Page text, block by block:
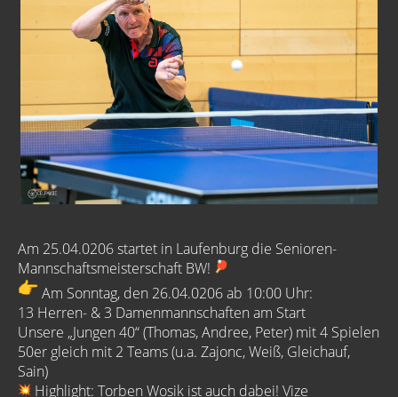
Am 25.04.0206 startet in Laufenburg die Senioren-
Mannschaftsmeisterschaft BW!
Am Sonntag, den 26.04.0206 ab 10:00 Uhr:
13 Herren- & 3 Damenmannschaften am Start
Unsere „Jungen 40“ (Thomas, Andree, Peter) mit 4 Spielen
50er gleich mit 2 Teams (u.a. Zajonc, Weiß, Gleichauf,
Sain)
Highlight: Torben Wosik ist auch dabei! Vize